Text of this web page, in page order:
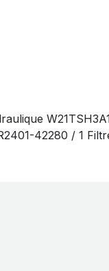
42280 / 1